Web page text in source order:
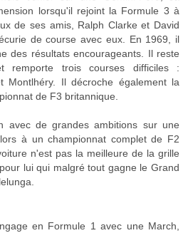
lorsqu'il rejoint la Formule 3 à
de ses amis, Ralph Clarke et David
de course avec eux. En 1969, il
des résultats encourageants. Il reste
remporte trois courses difficiles :
Montlhéry. Il décroche également la
de F3 britannique.
avec de grandes ambitions sur une
à un championnat complet de F2
n'est pas la meilleure de la grille
lui qui malgré tout gagne le Grand
en Formule 1 avec une March,